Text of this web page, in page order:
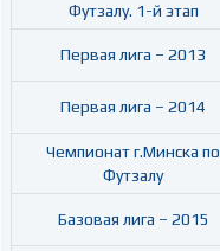
Футзалу. 1-й этап
Первая лига – 2013
Первая лига – 2014
Чемпионат г.Минска по
Футзалу
Базовая лига – 2015